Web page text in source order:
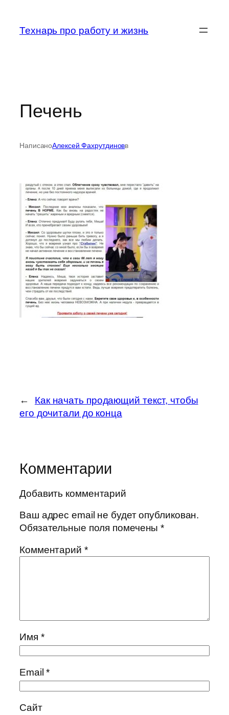
содержимому
Технарь про работу и жизнь
Печень
НаписаноАлексей Фахрутдиновв
←
Как начать продающий текст, чтобы
его дочитали до конца
Комментарии
Добавить комментарий
Ваш адрес email не будет опубликован.
Обязательные поля помечены*
Комментарий *
Имя *
Email*
Сайт